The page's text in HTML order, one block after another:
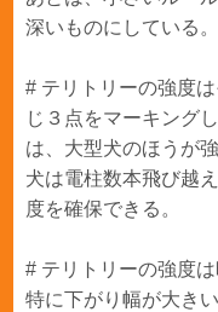
深いものにしている。
# テリトリーの強度
じ３点をマーキング
は、大型犬のほうが
犬は電柱数本飛び越
度を確保できる。
# テリトリーの強度
特に下がり幅が大きい